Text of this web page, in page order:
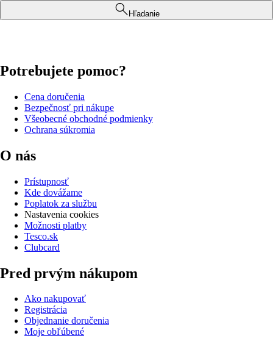
Hľadanie
Potrebujete pomoc?
Cena doručenia
Bezpečnosť pri nákupe
Všeobecné obchodné podmienky
Ochrana súkromia
O nás
Prístupnosť
Kde dovážame
Poplatok za službu
Nastavenia cookies
Možnosti platby
Tesco.sk
Clubcard
Pred prvým nákupom
Ako nakupovať
Registrácia
Objednanie doručenia
Moje obľúbené